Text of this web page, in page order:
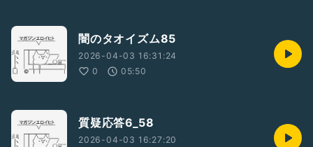
闇のタオイズム85
2026-04-03 16:31:24
0
05:50
質疑応答6_58
2026-04-03 16:27:20